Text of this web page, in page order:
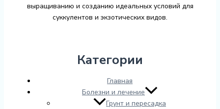
выращиванию и созданию идеальных условий для
суккулентов и экзотических видов.
Категории
Главная
Болезни и лечение
Грунт и пересадка